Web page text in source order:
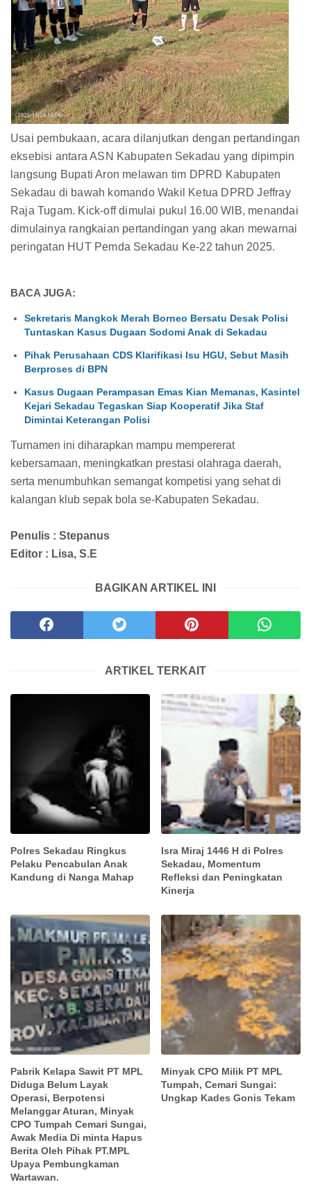
Usai pembukaan, acara dilanjutkan dengan pertandingan
eksebisi antara ASN Kabupaten Sekadau yang dipimpin
langsung Bupati Aron melawan tim DPRD Kabupaten
Sekadau di bawah komando Wakil Ketua DPRD Jeffray
Raja Tugam. Kick-off dimulai pukul 16.00 WIB, menandai
dimulainya rangkaian pertandingan yang akan mewarnai
peringatan HUT Pemda Sekadau Ke-22 tahun 2025.
BACA JUGA:
Sekretaris Mangkok Merah Borneo Bersatu Desak Polisi
Tuntaskan Kasus Dugaan Sodomi Anak di Sekadau
Pihak Perusahaan CDS Klarifikasi Isu HGU, Sebut Masih
Berproses di BPN
Kasus Dugaan Perampasan Emas Kian Memanas, Kasintel
Kejari Sekadau Tegaskan Siap Kooperatif Jika Staf
Dimintai Keterangan Polisi
Turnamen ini diharapkan mampu mempererat
kebersamaan, meningkatkan prestasi olahraga daerah,
serta menumbuhkan semangat kompetisi yang sehat di
kalangan klub sepak bola se-Kabupaten Sekadau.
Penulis : Stepanus
Editor : Lisa, S.E
BAGIKAN ARTIKEL INI
ARTIKEL TERKAIT
Polres Sekadau Ringkus
Pelaku Pencabulan Anak
Kandung di Nanga Mahap
Isra Miraj 1446 H di Polres
Sekadau, Momentum
Refleksi dan Peningkatan
Kinerja
Pabrik Kelapa Sawit PT MPL
Diduga Belum Layak
Operasi, Berpotensi
Melanggar Aturan, Minyak
CPO Tumpah Cemari Sungai,
Awak Media Di minta Hapus
Berita Oleh Pihak PT.MPL
Upaya Pembungkaman
Wartawan.
Minyak CPO Milik PT MPL
Tumpah, Cemari Sungai:
Ungkap Kades Gonis Tekam